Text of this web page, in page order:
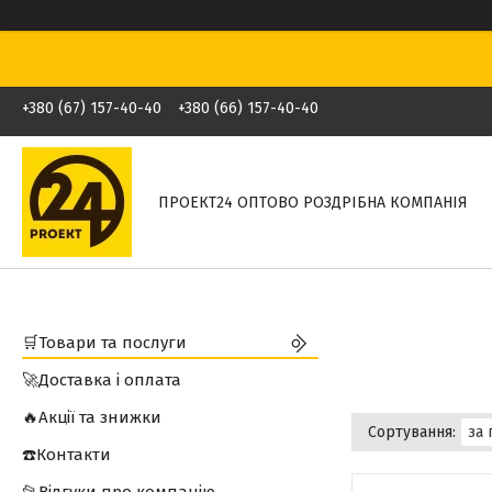
+380 (67) 157-40-40 +380 (66) 157-40-40
ПРОЕКТ24 ОПТОВО РОЗДРІБНА КОМПАНІЯ
🛒Товари та послуги
🚀Доставка і оплата
🔥Акції та знижки
☎️Контакти